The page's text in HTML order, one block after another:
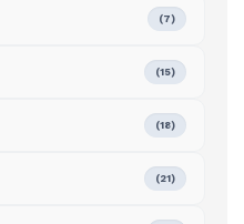
(7)
(15)
(18)
(21)